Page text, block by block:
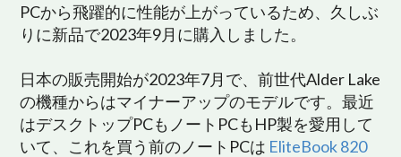
PCから飛躍的に性能が上がっているため、久しぶ
りに新品で2023年9月に購入しました。
日本の販売開始が2023年7月で、前世代Alder Lake
の機種からはマイナーアップのモデルです。最近
はデスクトップPCもノートPCもHP製を愛用して
いて、これを買う前のノートPCは EliteBook 820